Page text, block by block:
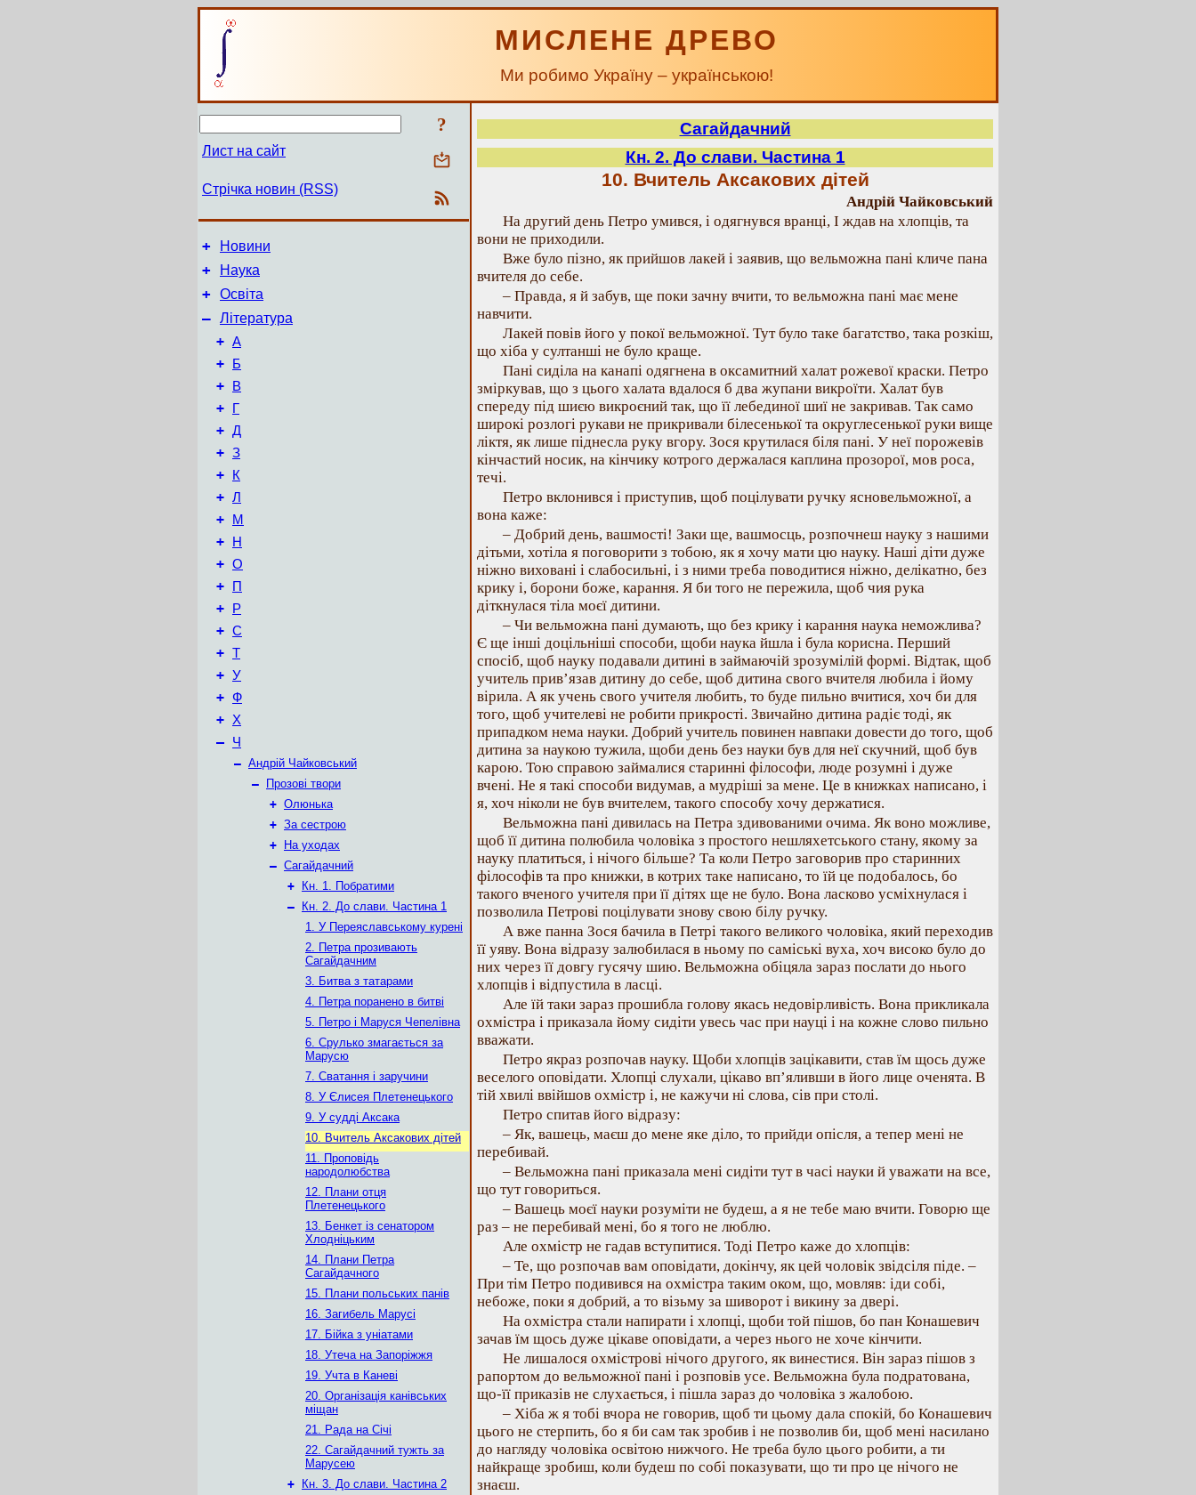
МИСЛЕНЕ ДРЕВО
Ми робимо Україну – українською!
?
Лист на сайт
Стрічка новин (RSS)
+ Новини
+ Наука
+ Освіта
– Література
+ А
+ Б
+ В
+ Г
+ Д
+ З
+ К
+ Л
+ М
+ Н
+ О
+ П
+ Р
+ С
+ Т
+ У
+ Ф
+ Х
– Ч
– Андрій Чайковський
–
Прозові твори
+ Олюнька
+ За сестрою
+
На уходах
– Сагайдачний
+
Кн. 1. Побратими
–
Кн. 2. До слави. Частина 1
1. У Переяславському курені
2. Петра прозивають
Сагайдачним
3. Битва з татарами
4. Петра поранено в битві
5. Петро і Маруся Чепелівна
6. Срулько змагається за
Марусю
7. Сватання і заручини
8. У Єлисея Плетенецького
9. У судді Аксака
10. Вчитель Аксакових дітей
11. Проповідь
народолюбства
12. Плани отця
Плетенецького
13. Бенкет із сенатором
Хлодніцьким
14. Плани Петра
Сагайдачного
15. Плани польських панів
16. Загибель Марусі
17. Бійка з уніатами
18. Утеча на Запоріжжя
19. Учта в Каневі
20. Організація канівських
міщан
21. Рада на Січі
22. Сагайдачний тужть за
Марусею
+
Кн. 3. До слави. Частина 2
Сагайдачний
Кн. 2. До слави. Частина 1
10. Вчитель Аксакових дітей
Андрій Чайковський
На другий день Петро умився, і одягнувся вранці, І ждав на хлопців, та
вони не приходили.
Вже було пізно, як прийшов лакей і заявив, що вельможна пані кличе пана
вчителя до себе.
– Правда, я й забув, ще поки зачну вчити, то вельможна пані має мене
навчити.
Лакей повів його у покої вельможної. Тут було таке багатство, така розкіш,
що хіба у султанші не було краще.
Пані сиділа на канапі одягнена в оксамитний халат рожевої краски. Петро
зміркував, що з цього халата вдалося б два жупани викроїти. Халат був
спереду під шиєю викроєний так, що її лебединої шиї не закривав. Так само
широкі розлогі рукави не прикривали білесенької та округлесенької руки вище
ліктя, як лише піднесла руку вгору. Зося крутилася біля пані. У неї порожевів
кінчастий носик, на кінчику котрого держалася каплина прозорої, мов роса,
течі.
Петро вклонився і приступив, щоб поцілувати ручку ясновельможної, а
вона каже:
– Добрий день, вашмості! Заки ще, вашмосць, розпочнеш науку з нашими
дітьми, хотіла я поговорити з тобою, як я хочу мати цю науку. Наші діти дуже
ніжно виховані і слабосильні, і з ними треба поводитися ніжно, делікатно, без
крику і, борони боже, карання. Я би того не пережила, щоб чия рука
діткнулася тіла моєї дитини.
– Чи вельможна пані думають, що без крику і карання наука неможлива?
Є ще інші доцільніші способи, щоби наука йшла і була корисна. Перший
спосіб, щоб науку подавали дитині в займаючій зрозумілій формі. Відтак, щоб
учитель прив’язав дитину до себе, щоб дитина свого вчителя любила і йому
вірила. А як учень свого учителя любить, то буде пильно вчитися, хоч би для
того, щоб учителеві не робити прикрості. Звичайно дитина радіє тоді, як
припадком нема науки. Добрий учитель повинен навпаки довести до того, щоб
дитина за наукою тужила, щоби день без науки був для неї скучний, щоб був
карою. Тою справою займалися старинні філософи, люде розумні і дуже
вчені. Не я такі способи видумав, а мудріші за мене. Це в книжках написано, і
я, хоч ніколи не був вчителем, такого способу хочу держатися.
Вельможна пані дивилась на Петра здивованими очима. Як воно можливе,
щоб її дитина полюбила чоловіка з простого нешляхетського стану, якому за
науку платиться, і нічого більше? Та коли Петро заговорив про старинних
філософів та про книжки, в котрих таке написано, то їй це подобалось, бо
такого вченого учителя при її дітях ще не було. Вона ласково усміхнулася і
позволила Петрові поцілувати знову свою білу ручку.
А вже панна Зося бачила в Петрі такого великого чоловіка, який переходив
її уяву. Вона відразу залюбилася в ньому по саміські вуха, хоч високо було до
них через її довгу гусячу шию. Вельможна обіцяла зараз послати до нього
хлопців і відпустила в ласці.
Але їй таки зараз прошибла голову якась недовірливість. Вона прикликала
охмістра і приказала йому сидіти увесь час при науці і на кожне слово пильно
вважати.
Петро якраз розпочав науку. Щоби хлопців зацікавити, став їм щось дуже
веселого оповідати. Хлопці слухали, цікаво вп’яливши в його лице оченята. В
тій хвилі ввійшов охмістр і, не кажучи ні слова, сів при столі.
Петро спитав його відразу:
– Як, вашець, маєш до мене яке діло, то прийди опісля, а тепер мені не
перебивай.
– Вельможна пані приказала мені сидіти тут в часі науки й уважати на все,
що тут говориться.
– Вашець моєї науки розуміти не будеш, а я не тебе маю вчити. Говорю ще
раз – не перебивай мені, бо я того не люблю.
Але охмістр не гадав вступитися. Тоді Петро каже до хлопців:
– Те, що розпочав вам оповідати, докінчу, як цей чоловік звідсіля піде. –
При тім Петро подивився на охмістра таким оком, що, мовляв: іди собі,
небоже, поки я добрий, а то візьму за шиворот і викину за двері.
На охмістра стали напирати і хлопці, щоби той пішов, бо пан Конашевич
зачав їм щось дуже цікаве оповідати, а через нього не хоче кінчити.
Не лишалося охмістрові нічого другого, як винестися. Він зараз пішов з
рапортом до вельможної пані і розповів усе. Вельможна була подратована,
що-її приказів не слухається, і пішла зараз до чоловіка з жалобою.
– Хіба ж я тобі вчора не говорив, щоб ти цьому дала спокій, бо Конашевич
цього не стерпить, бо я би сам так зробив і не позволив би, щоб мені насилано
до нагляду чоловіка освітою нижчого. Не треба було цього робити, а ти
найкраще зробиш, коли будеш по собі показувати, що ти про це нічого не
знаєш.